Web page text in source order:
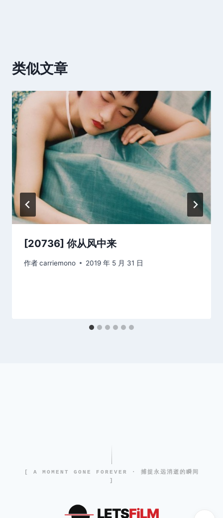
类似文章
[20736] 你从风中来
作者carriemono 2019 年 5 月 31 日
[ A MOMENT GONE FOREVER · 捕捉永远消逝的瞬间
]
LETSFiLM